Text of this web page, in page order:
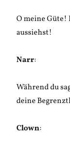
O meine Güte!
aussiehst!
Narr:
Während du
deine
Clown: